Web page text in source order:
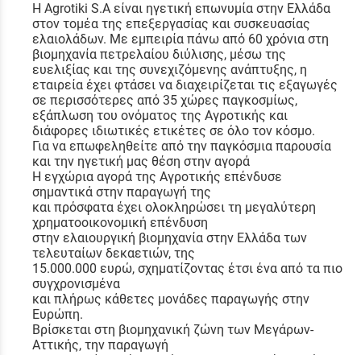
Η Agrotiki S.A είναι ηγετική επωνυμία στην Ελλάδα
στον τομέα της επεξεργασίας και συσκευασίας
ελαιολάδων. Με εμπειρία πάνω από 60 χρόνια στη
βιομηχανία πετρελαίου διύλισης, μέσω της
ευελιξίας και της συνεχιζόμενης ανάπτυξης, η
εταιρεία έχει φτάσει να διαχειρίζεται τις εξαγωγές
σε περισσότερες από 35 χώρες παγκοσμίως,
εξάπλωση του ονόματος της Αγροτικής και
διάφορες ιδιωτικές ετικέτες σε όλο τον κόσμο.
Για να επωφεληθείτε από την παγκόσμια παρουσία
και την ηγετική μας θέση στην αγορά
Η εγχώρια αγορά της Αγροτικής επένδυσε
σημαντικά στην παραγωγή της
και πρόσφατα έχει ολοκληρώσει τη μεγαλύτερη
χρηματοοικονομική επένδυση
στην ελαιουργική βιομηχανία στην Ελλάδα των
τελευταίων δεκαετιών, της
15.000.000 ευρώ, σχηματίζοντας έτσι ένα από τα πιο
συγχρονισμένα
και πλήρως κάθετες μονάδες παραγωγής στην
Ευρώπη.
Βρίσκεται στη βιομηχανική ζώνη των Μεγάρων-
Αττικής, την παραγωγή